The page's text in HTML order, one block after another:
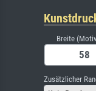
Breite
Zusätzlicher